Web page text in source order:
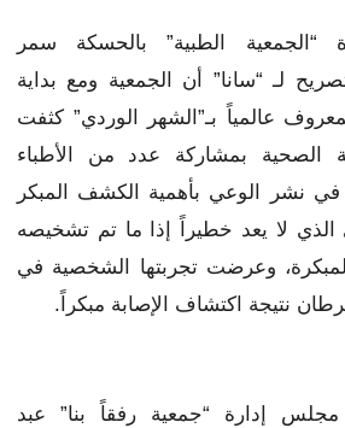
الطبية” بالحسكة سمر
لـ “سانا” أن الجمعية ومع بداية
عالمياً بـ”الشهر الوردي” كثفت
الصحية بمشاركة عدد من الأطباء
في نشر الوعي بأهمية الكشف المبكر
لا يعد خطيراً إذا ما تم تشخيصه
وعرضت تجربتها الشخصية في
نتيجة اكتشاف الإصابة مبكراً.
إدارة “جمعية رفقاً بنا” عبد